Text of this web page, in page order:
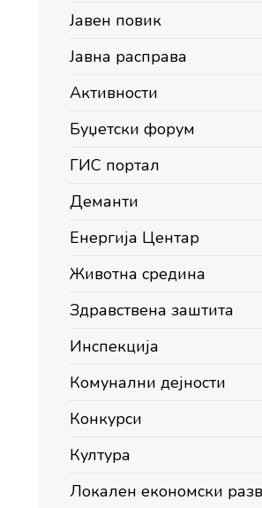
Јавен повик
Јавна расправа
Активности
Буџетски форум
ГИС портал
Деманти
Енергија Центар
Животна средина
Здравствена заштита
Инспекција
Комунални дејности
Конкурси
Култура
Локален економски